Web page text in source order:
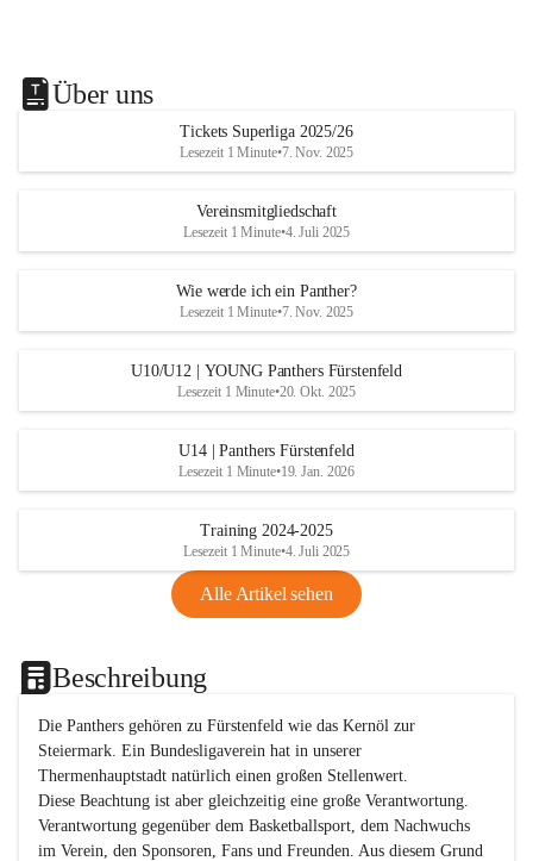
Über uns
Tickets Superliga 2025/26
Lesezeit 1 Minute•7. Nov. 2025
Vereinsmitgliedschaft
Lesezeit 1 Minute•4. Juli 2025
Wie werde ich ein Panther?
Lesezeit 1 Minute•7. Nov. 2025
U10/U12 | YOUNG Panthers Fürstenfeld
Lesezeit 1 Minute•20. Okt. 2025
U14 | Panthers Fürstenfeld
Lesezeit 1 Minute•19. Jan. 2026
Training 2024-2025
Lesezeit 1 Minute•4. Juli 2025
Alle Artikel sehen
Beschreibung
Die Panthers gehören zu Fürstenfeld wie das Kernöl zur
Steiermark. Ein Bundesligaverein hat in unserer
Thermenhauptstadt natürlich einen großen Stellenwert.
Diese Beachtung ist aber gleichzeitig eine große Verantwortung.
Verantwortung gegenüber dem Basketballsport, dem Nachwuchs
im Verein, den Sponsoren, Fans und Freunden. Aus diesem Grund